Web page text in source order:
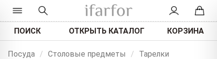
ПОИСК ОТКРЫТЬ КАТАЛОГ КОРЗИНА
Посуда / Столовые предметы / Тарелки